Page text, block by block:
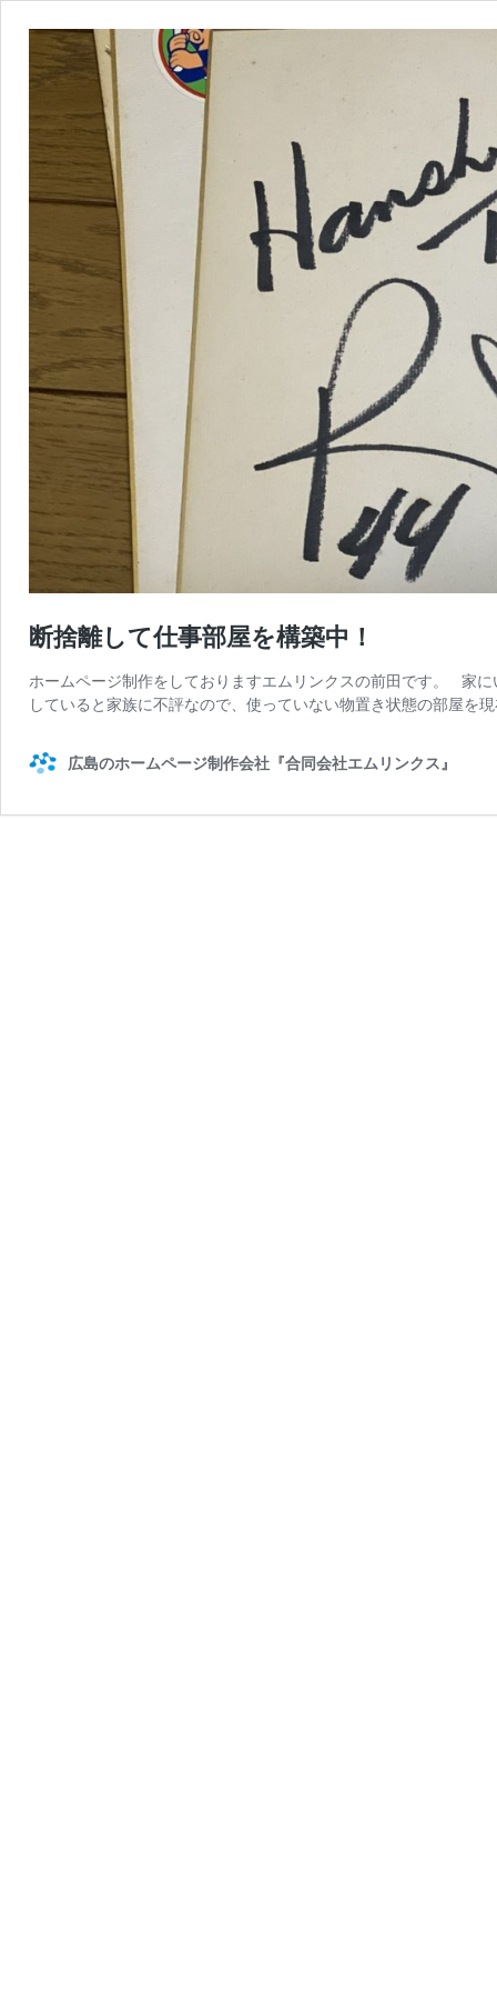
断捨離して仕事部屋を構築中！
ホームページ制作をしておりますエムリンクスの前田です。 家
していると家族に不評なので、使っていない物置き状態の部屋
広島のホームページ制作会社『合同会社エムリンクス』